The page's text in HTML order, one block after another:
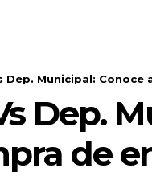
Dep. Municipal:
Dep.
de